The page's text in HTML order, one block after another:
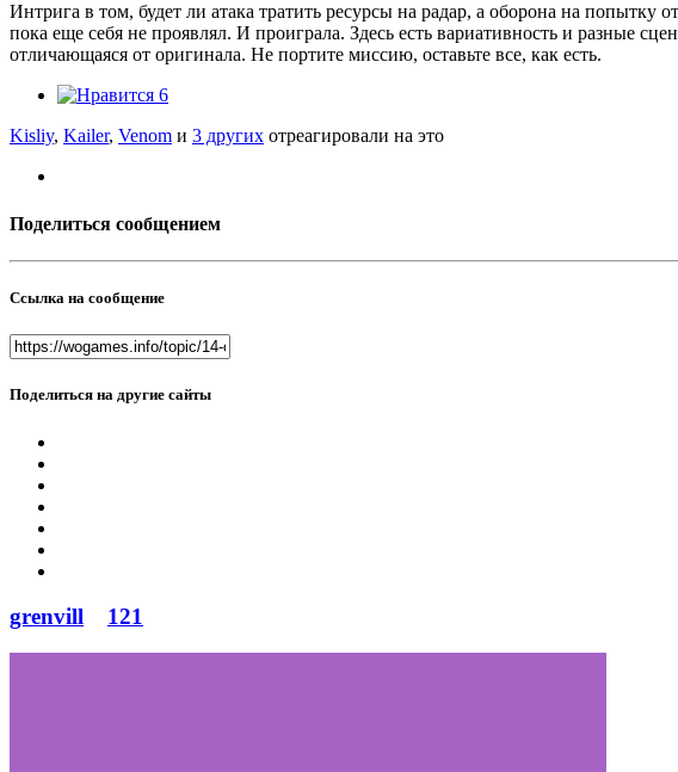
Интрига в том, будет ли атака тратить ресурсы на радар, а оборона на попытку
пока еще себя не проявлял. И проиграла. Здесь есть вариативность и разные
отличающаяся от оригинала. Не портите миссию, оставьте все, как есть.
6
Kisliy, Kailer, Venom и 3 других отреагировали на это
Поделиться сообщением
Ссылка на сообщение
Поделиться на другие сайты
grenvill 121